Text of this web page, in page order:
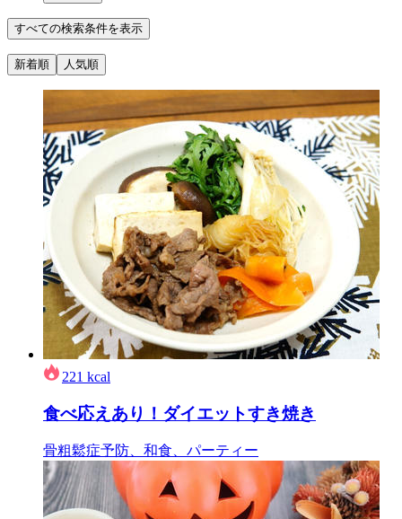
すべての検索条件を表示
新着順 人気順
221 kcal
食べ応えあり！ダイエットすき焼き
骨粗鬆症予防、和食、パーティー